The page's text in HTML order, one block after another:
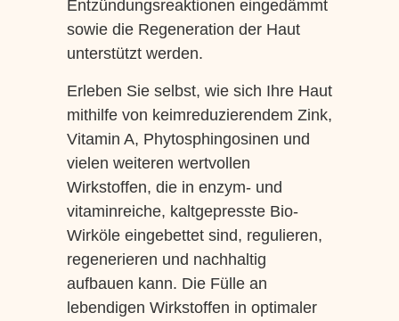
Entzündungsreaktionen eingedämmt
sowie die Regeneration der Haut
unterstützt werden.
Erleben Sie selbst, wie sich Ihre Haut
mithilfe von keimreduzierendem Zink,
Vitamin A, Phytosphingosinen und
vielen weiteren wertvollen
Wirkstoffen, die in enzym- und
vitaminreiche, kaltgepresste Bio-
Wirköle eingebettet sind, regulieren,
regenerieren und nachhaltig
aufbauen kann. Die Fülle an
lebendigen Wirkstoffen in optimaler